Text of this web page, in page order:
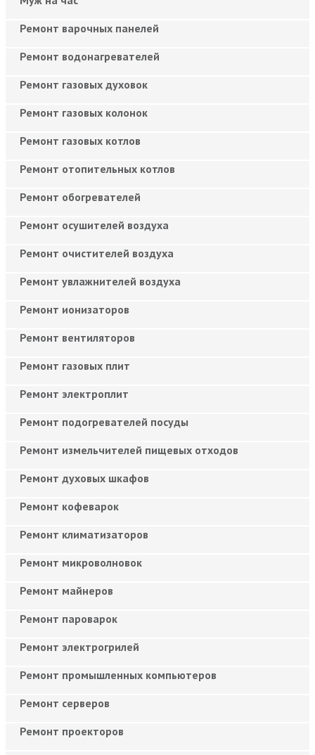
Ремонт варочных панелей
Ремонт водонагревателей
Ремонт газовых духовок
Ремонт газовых колонок
Ремонт газовых котлов
Ремонт отопительных котлов
Ремонт обогревателей
Ремонт осушителей воздуха
Ремонт очистителей воздуха
Ремонт увлажнителей воздуха
Ремонт ионизаторов
Ремонт вентиляторов
Ремонт газовых плит
Ремонт электроплит
Ремонт подогревателей посуды
Ремонт измельчителей пищевых отходов
Ремонт духовых шкафов
Ремонт кофеварок
Ремонт климатизаторов
Ремонт микроволновок
Ремонт майнеров
Ремонт пароварок
Ремонт электрогрилей
Ремонт промышленных компьютеров
Ремонт серверов
Ремонт проекторов